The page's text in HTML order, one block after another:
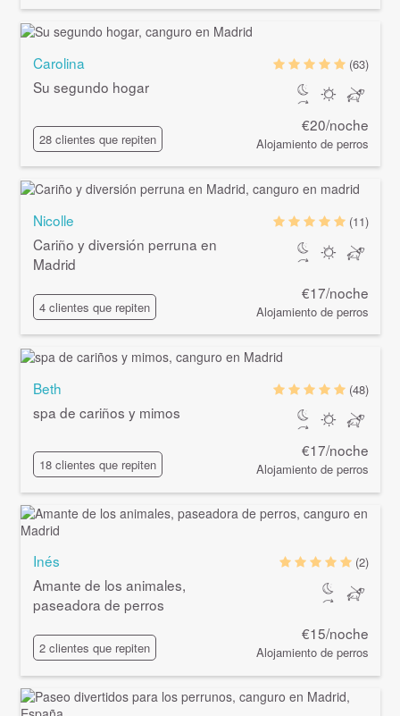
Carolina
Su segundo hogar
28 clientes que repiten
(63)
€20/noche
Alojamiento de perros
Nicolle
Cariño y diversión perruna en
Madrid
4 clientes que repiten
(11)
€17/noche
Alojamiento de perros
Beth
spa de cariños y mimos
18 clientes que repiten
(48)
€17/noche
Alojamiento de perros
Inés
Amante de los animales,
paseadora de perros
2 clientes que repiten
(2)
€15/noche
Alojamiento de perros